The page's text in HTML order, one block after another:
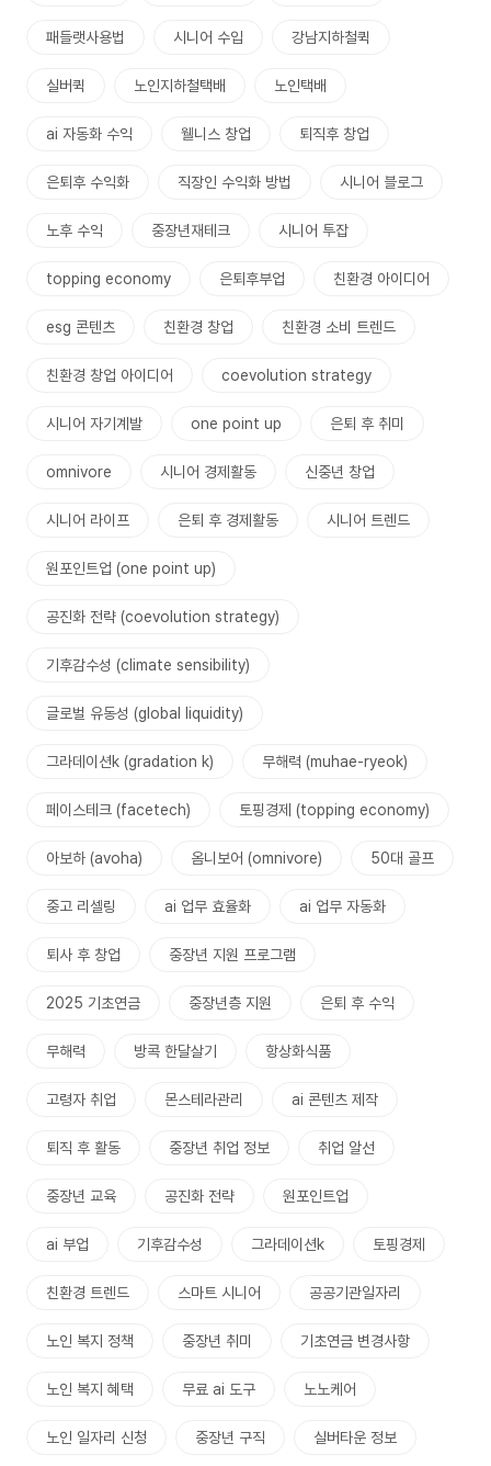
패들랫사용법 시니어 수입 강남지하철퀵
실버퀵 노인지하철택배 노인택배
ai 자동화 수익 웰니스 창업 퇴직후 창업
은퇴후 수익화 직장인 수익화 방법 시니어 블로그
노후 수익 중장년재테크 시니어 투잡
topping economy 은퇴후부업 친환경 아이디어
esg 콘텐츠 친환경 창업 친환경 소비 트렌드
친환경 창업 아이디어 coevolution strategy
시니어 자기계발 one point up 은퇴 후 취미
omnivore 시니어 경제활동 신중년 창업
시니어 라이프 은퇴 후 경제활동 시니어 트렌드
원포인트업 (one point up)
공진화 전략 (coevolution strategy)
기후감수성 (climate sensibility)
글로벌 유동성 (global liquidity)
그라데이션k (gradation k) 무해력 (muhae-ryeok)
페이스테크 (facetech) 토핑경제 (topping economy)
아보하 (avoha) 옴니보어 (omnivore) 50대 골프
중고 리셀링 ai 업무 효율화 ai 업무 자동화
퇴사 후 창업 중장년 지원 프로그램
2025 기초연금 중장년층 지원 은퇴 후 수익
무해력 방콕 한달살기 항상화식품
고령자 취업 몬스테라관리 ai 콘텐츠 제작
퇴직 후 활동 중장년 취업 정보 취업 알선
중장년 교육 공진화 전략 원포인트업
ai 부업 기후감수성 그라데이션k 토핑경제
친환경 트렌드 스마트 시니어 공공기관일자리
노인 복지 정책 중장년 취미 기초연금 변경사항
노인 복지 혜택 무료 ai 도구 노노케어
노인 일자리 신청 중장년 구직 실버타운 정보